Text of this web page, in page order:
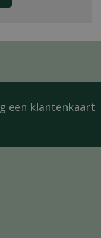
een klantenkaart